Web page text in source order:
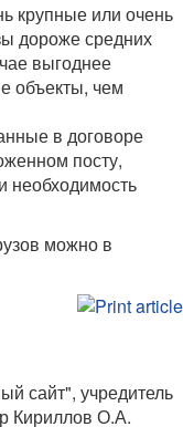
крупные или очень
дороже средних
выгоднее
объекты, чем
в договоре
посту,
необходимость
можно в
сайт", учредитель
Кириллов О.А.